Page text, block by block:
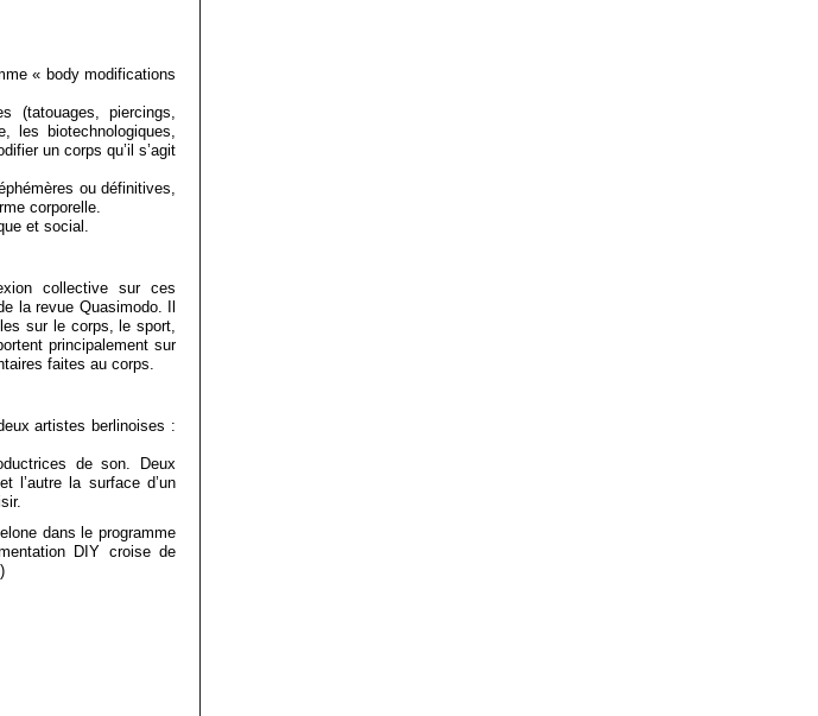
« body modifications
(tatouages, piercings,
les biotechnologiques,
un corps qu’il s’agit
ou définitives,
corporelle.
et social.
collective sur ces
la revue Quasimodo. Il
sur le corps, le sport,
principalement sur
faites au corps.
artistes berlinoises :
de son. Deux
l’autre la surface d’un
dans le programme
DIY croise de